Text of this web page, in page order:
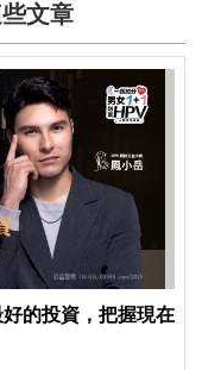
文章
的投資，把握現在